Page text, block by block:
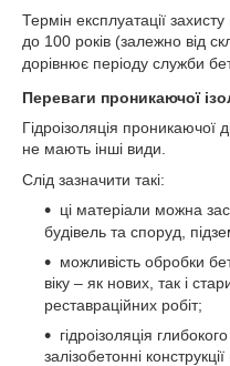
Термін експлуатації
до 100 років (залежно від
дорівнює періоду служби
Переваги проникаючої
Гідроізоляція проникаючої
не мають інші види.
Слід зазначити такі:
ці матеріали можна
будівель та споруд,
можливість обробки
віку – як нових, так і
реставраційних робіт;
гідроізоляція
залізобетонні